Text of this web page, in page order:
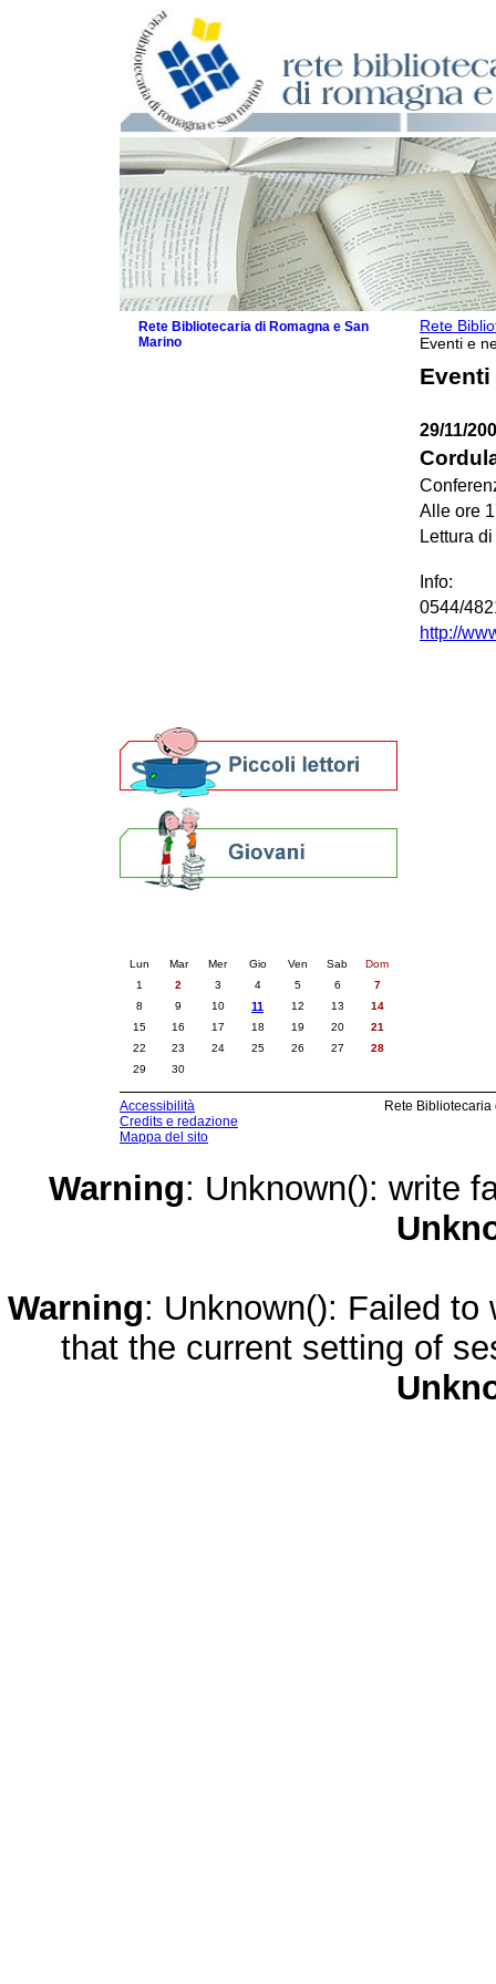
Rete
Eventi e
Eventi
29/11/
Alle ore
Lettura
Info:
0544/
http://
Rete Bibliotecaria di Romagna e San
Marino
Lun Mar Mer Gio Ven Sab
Dom
1
2 3 4 5 6
7
8
9 10 11 12 13
14
15
16 17 18 19 20
21
22
23 24 25 26 27
28
29
30
Accessibilità
Credits e redazione
Mappa del sito
Rete
Warning: Unknown(): write
Warning: Unknown(): Failed
that the current setting of